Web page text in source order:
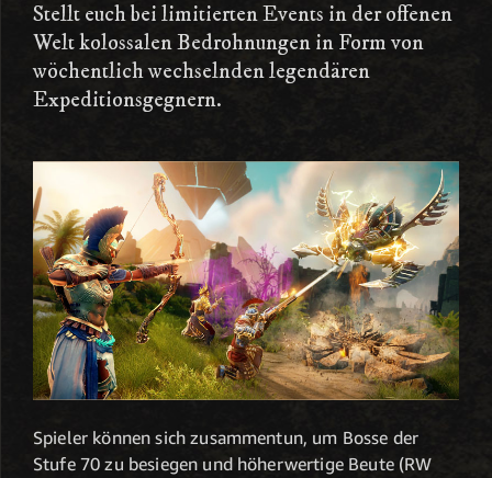
Stellt euch bei limitierten Events in der offenen
Welt kolossalen Bedrohnungen in Form von
wöchentlich wechselnden legendären
Expeditionsgegnern.
Spieler können sich zusammentun, um Bosse der
Stufe 70 zu besiegen und höherwertige Beute (RW